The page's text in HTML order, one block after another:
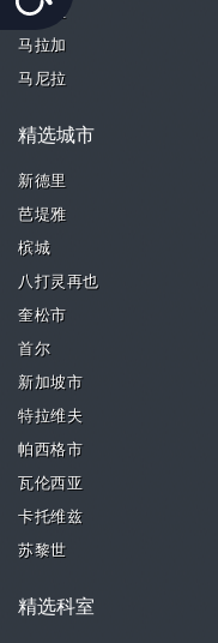
马德里
马拉加
马尼拉
精选城市
新德里
芭堤雅
槟城
八打灵再也
奎松市
首尔
新加坡市
特拉维夫
帕西格市
瓦伦西亚
卡托维兹
苏黎世
精选科室